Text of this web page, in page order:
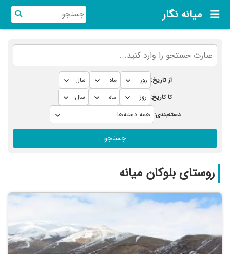
میانه نگار
از تاریخ:
تا تاریخ:
دسته‌بندی:
جستجو
روستای بلوکان میانه